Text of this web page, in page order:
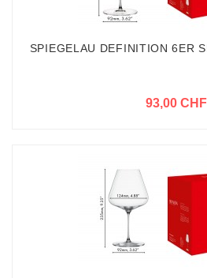
SPIEGELAU DEFINITION 6ER
93,00 CHF